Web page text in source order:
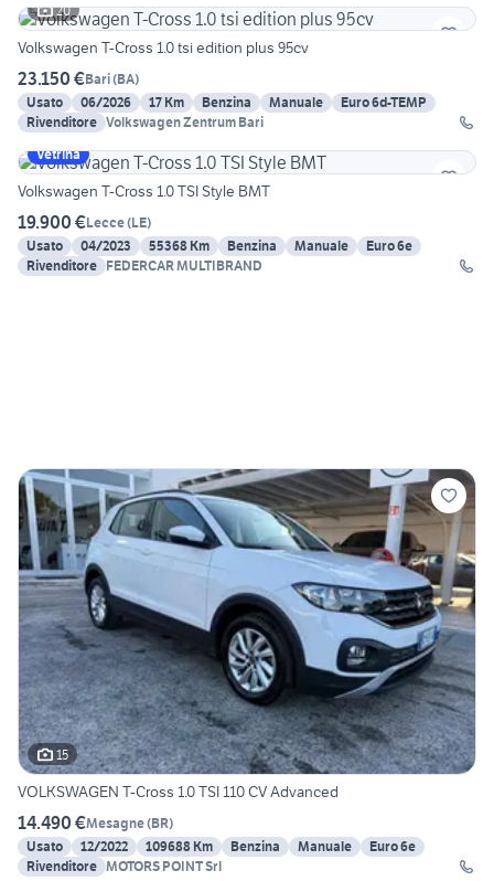
20
Volkswagen T-Cross 1.0 tsi edition plus 95cv
23.150 €Bari(BA)
Usato
06/2026 17 Km Benzina Manuale
Euro 6d-TEMP
Rivenditore Volkswagen Zentrum Bari
Vetrina
Volkswagen T-Cross 1.0 TSI Style BMT
19.900 €Lecce(LE)
Usato
04/2023 55368 Km Benzina Manuale
Euro 6e
Rivenditore FEDERCAR MULTIBRAND
15
VOLKSWAGEN T-Cross 1.0 TSI 110 CV Advanced
14.490 €Mesagne(BR)
Usato
12/2022 109688 Km Benzina Manuale
Euro 6e
Rivenditore MOTORS POINT Srl